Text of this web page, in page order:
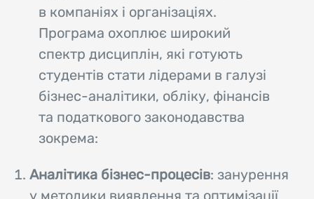
в компаніях і організаціях.
Програма охоплює широкий
спектр дисциплін, які готують
студентів стати лідерами в галузі
бізнес-аналітики, обліку, фінансів
та податкового законодавства
зокрема:
Аналітика бізнес-процесів: занурення